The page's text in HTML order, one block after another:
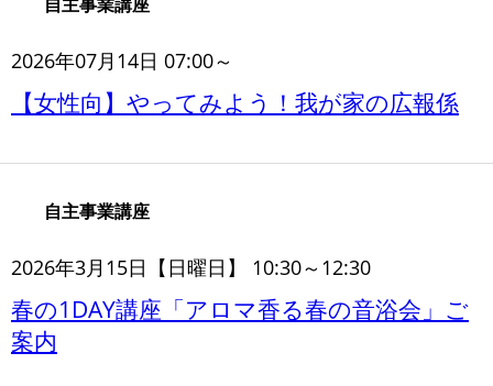
2026年07月14日 07:00～
【女性向】やってみよう！我が家の広報係
自主事業講座
2026年3月15日【日曜日】 10:30～12:30
春の1DAY講座「アロマ香る春の音浴会」ご
案内